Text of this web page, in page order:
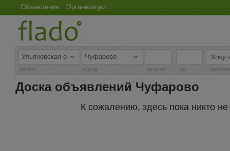
Объявления Организации
-
регион город цена от до
Доска объявлений Чуфарово
К сожалению, здесь пока никто